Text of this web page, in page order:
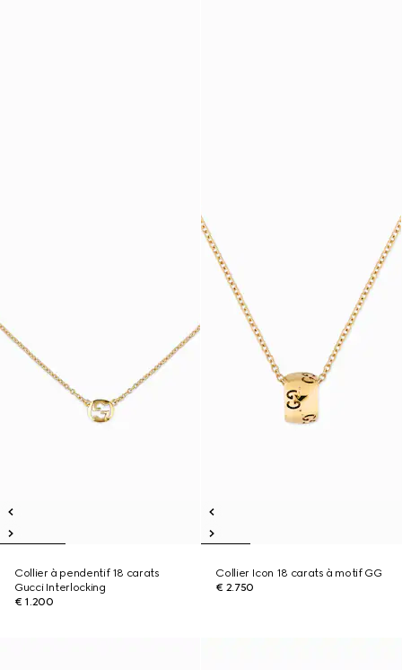
Collier à pendentif 18 carats
Gucci Interlocking
€ 1.200
Collier Icon 18 carats à motif GG
€ 2.750